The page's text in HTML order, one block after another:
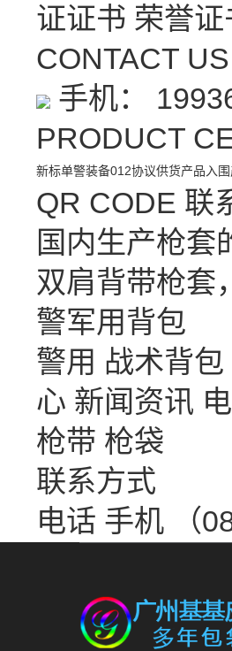
证证书 荣誉证
CONTACT US
手机：
PRODUCT
新标单警装备012协议供货产品 入
QR CODE 联
国内生产枪套
双肩背带枪套
警军用背包
警用 战术背
心 新闻资讯
枪带 枪袋
联系方式
电话 手机 （